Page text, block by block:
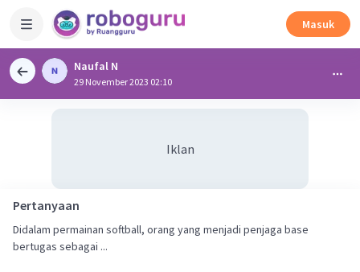
Masuk
Naufal N
29 November 2023 02:10
Iklan
Pertanyaan
Didalam permainan softball, orang yang menjadi penjaga base
bertugas sebagai ...